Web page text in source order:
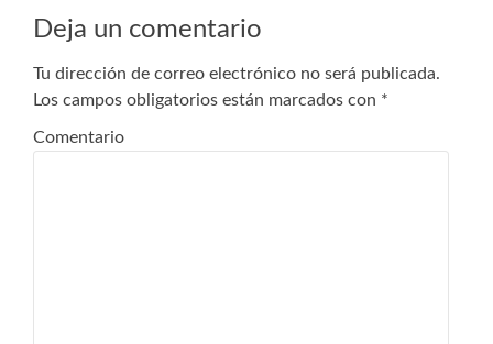
Deja un comentario
Tu dirección de correo electrónico no será publicada.
Los campos obligatorios están marcados con *
Comentario